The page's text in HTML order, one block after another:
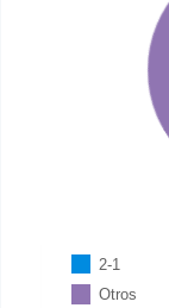
2-1
Otros